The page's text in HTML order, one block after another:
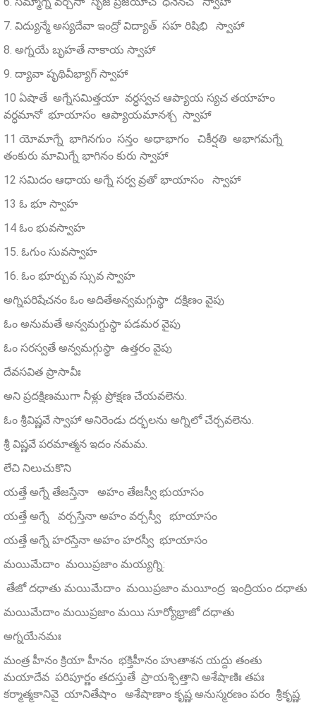
7. విద్యున్మే అస్యదేవా ఇంద్రో విద్యాత్‌ సహ రిషిభి స్వాహా
8. అగ్నయే బృహతే నాకాయ స్వాహా
9. ద్యావా పృథివీభ్యాగ్‌ స్వాహా
10 ఏషాతే అగ్నేసమిత్తయా వర్ధస్వచ ఆప్యాయ స్యచ తయాహం
వర్ధమానో భూయాసం ఆప్యాయమానశ్చ స్వాహా
11 యోమాగ్నే భాగినగుం సన్తం అధాభాగం చికీర్షతి అభాగమగ్నే
తంకురు మామిగ్నే భాగినం కురు స్వాహా
12 సమిదం ఆధాయ అగ్నే సర్వ వ్రతో భాయాసం స్వాహా
13 ఓ భూ స్వాహ
14 ఓం భువస్వాహ
15. ఓగుం సువస్వాహ
16. ఓం భూర్బువ స్సువ స్వాహ
అగ్నిపరిషేచనం ఓం అదితేఅన్వమగ్గుస్థా దక్షిణం వైపు
ఓం అనుమతే అన్వమగ్దుస్థా పడమర వైపు
ఓం సరస్వతే అన్వమగ్గుస్థా ఉత్తరం వైపు
దేవసవిత ప్రాసావీః
అని ప్రదక్షిణముగా నీళ్లు ప్రోక్షణ చేయవలెను.
ఓం శ్రీవిష్ణవే స్వాహా అనిరెండు దర్భలను అగ్నిలో చేర్చవలెను.
శ్రీ విష్ణవే పరమాత్మన ఇదం నమమ.
లేచి నిలుచుకొని
యత్తే అగ్నే తేజస్తేనా అహం తేజస్వీ భుయాసం
యత్తే అగ్నే వర్చస్తేనా అహం వర్చస్వీ భూయాసం
యత్తే అగ్నే హరస్తేనా అహం హరస్వీ భూయాసం
మయిమేదాం మయిప్రజాం మయ్యగ్ని:
తేజో దధాతు మయిమేదాం మయిప్రజాం మయీంద్ర ఇంద్రియం దధాతు
మయిమేదాం మయిప్రజాం మయి సూర్యోభ్రాజో దధాతు
అగ్నయేనమః
మంత్ర హీనం క్రియా హీనం భక్తిహీనం హుతాశన యద్దు తంతు
మయాదేవ పరిపూర్ణం తదస్తుతే ప్రాయశ్చిత్తాని అశేషాణిః తపః
కర్మాత్మకానివై యానితేషాం అశేషాణాం కృష్ణ అనుస్మరణం పరం శ్రీకృష్ణ